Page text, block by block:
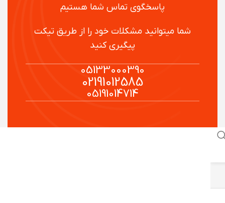
پاسخگوی تماس شما هستیم
شما میتوانید مشکلات خود را از طریق تیکت
پیگیری کنید
05133000390
02191012585
05191014714